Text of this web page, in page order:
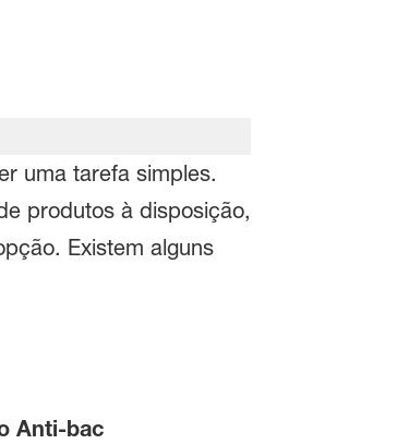
uma tarefa simples.
produtos à disposição,
Existem alguns
Anti-bac